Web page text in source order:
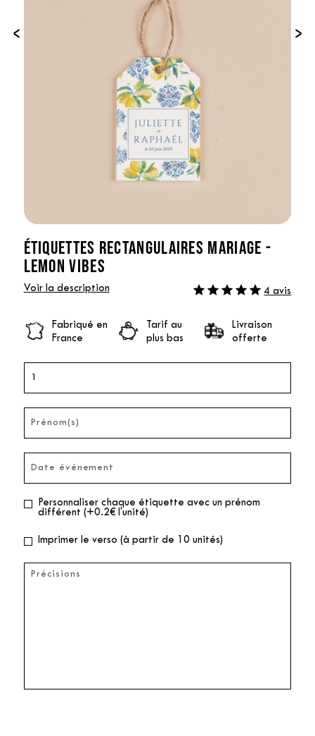
‹ ›
ÉTIQUETTES RECTANGULAIRES MARIAGE -
LEMON VIBES
Voir la description 4 avis
Fabriqué en
France
Tarif au
plus bas
Livraison
offerte
Personnaliser chaque étiquette avec un prénom
différent (+0.2€ l'unité)
Imprimer le verso (à partir de 10 unités)